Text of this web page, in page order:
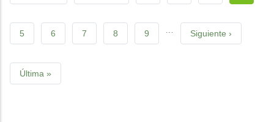
Páxina
5 Páxina
6 Páxina
7 Páxina
8 Páxina
9 Next
Siguiente ›
Last
Última »